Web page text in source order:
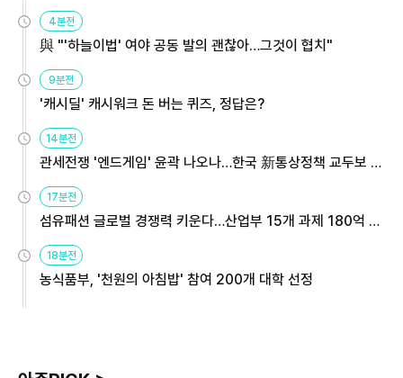
4분전
與 "'하늘이법' 여야 공동 발의 괜찮아…그것이 협치"
9분전
'캐시딜' 캐시워크 돈 버는 퀴즈, 정답은?
14분전
관세전쟁 '엔드게임' 윤곽 나오나…한국 新통상정책 교두보 활
용해야
17분전
섬유패션 글로벌 경쟁력 키운다…산업부 15개 과제 180억 지
원
18분전
농식품부, '천원의 아침밥' 참여 200개 대학 선정